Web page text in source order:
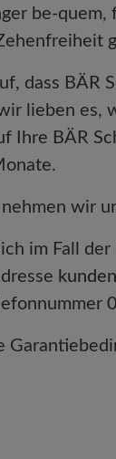
be-
dass BÄR
lieben es,
Ihre BÄR
wir
im Fall